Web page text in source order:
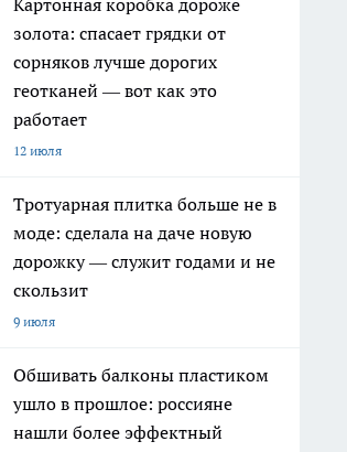
Картонная коробка дороже
золота: спасает грядки от
сорняков лучше дорогих
геотканей — вот как это
работает
12 июля
Тротуарная плитка больше не в
моде: сделала на даче новую
дорожку — служит годами и не
скользит
9 июля
Обшивать балконы пластиком
ушло в прошлое: россияне
нашли более эффектный